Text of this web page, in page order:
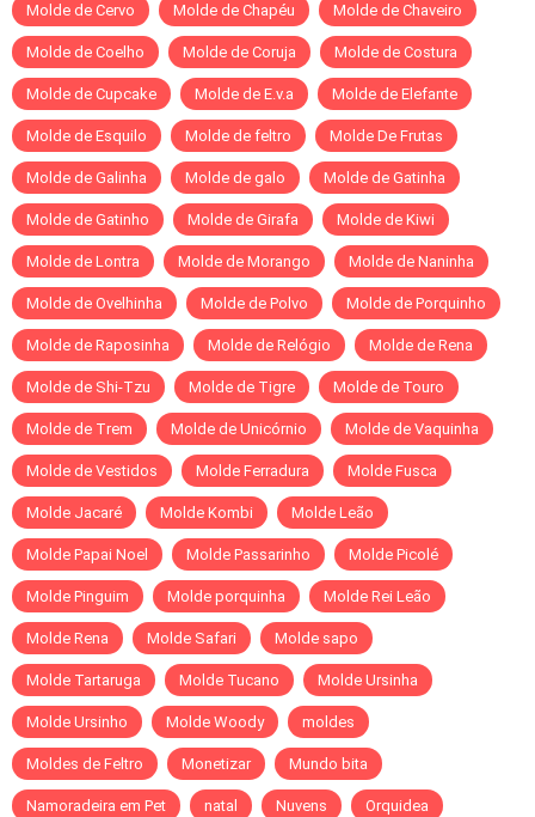
Molde de Cervo Molde de Chapéu Molde de Chaveiro
Molde de Coelho Molde de Coruja Molde de Costura
Molde de Cupcake Molde de E.v.a Molde de Elefante
Molde de Esquilo Molde de feltro Molde De Frutas
Molde de Galinha Molde de galo Molde de Gatinha
Molde de Gatinho Molde de Girafa Molde de Kiwi
Molde de Lontra Molde de Morango Molde de Naninha
Molde de Ovelhinha Molde de Polvo Molde de Porquinho
Molde de Raposinha Molde de Relógio Molde de Rena
Molde de Shi-Tzu Molde de Tigre Molde de Touro
Molde de Trem Molde de Unicórnio Molde de Vaquinha
Molde de Vestidos Molde Ferradura Molde Fusca
Molde Jacaré Molde Kombi Molde Leão
Molde Papai Noel Molde Passarinho Molde Picolé
Molde Pinguim Molde porquinha Molde Rei Leão
Molde Rena Molde Safari Molde sapo
Molde Tartaruga Molde Tucano Molde Ursinha
Molde Ursinho Molde Woody moldes
Moldes de Feltro Monetizar Mundo bita
Namoradeira em Pet natal Nuvens Orquidea